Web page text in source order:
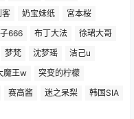
客 奶宝妹纸
宮本桜
666 布丁大法
徐珺大哥
梦梵 沈梦瑶
洁己u
魔王w
突变的柠檬
赛高酱 迷之呆梨
韩国SIA